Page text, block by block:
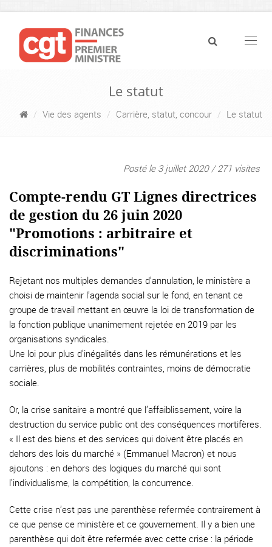
Le statut
Vie des agents Carrière, statut, concour Le statut
Posté le 3 juillet 2020 / 271 visites
Compte-rendu GT Lignes directrices
de gestion du 26 juin 2020
"Promotions : arbitraire et
discriminations"
Rejetant nos multiples demandes d’annulation, le ministère a
choisi de maintenir l’agenda social sur le fond, en tenant ce
groupe de travail mettant en œuvre la loi de transformation de
la fonction publique unanimement rejetée en 2019 par les
organisations syndicales.
Une loi pour plus d’inégalités dans les rémunérations et les
carrières, plus de mobilités contraintes, moins de démocratie
sociale.
Or, la crise sanitaire a montré que l’affaiblissement, voire la
destruction du service public ont des conséquences mortifères.
« Il est des biens et des services qui doivent être placés en
dehors des lois du marché » (Emmanuel Macron) et nous
ajoutons : en dehors des logiques du marché qui sont
l’individualisme, la compétition, la concurrence.
Cette crise n’est pas une parenthèse refermée contrairement à
ce que pense ce ministère et ce gouvernement. Il y a bien une
parenthèse qui doit être refermée avec cette crise : la période